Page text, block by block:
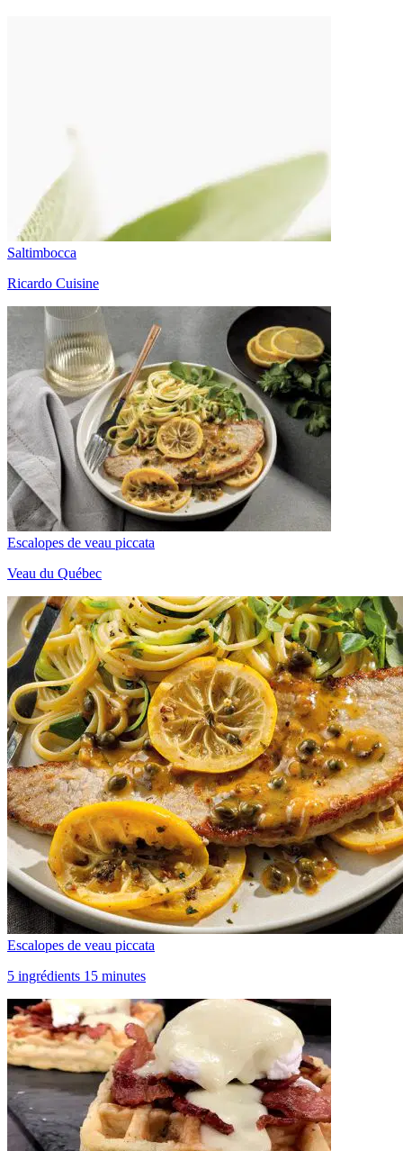
Saltimbocca
Ricardo Cuisine
Escalopes de veau piccata
Veau du Québec
Escalopes de veau piccata
5 ingrédients 15 minutes